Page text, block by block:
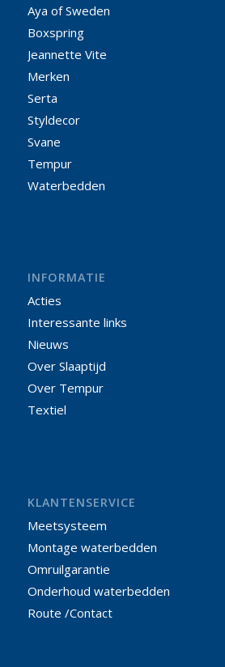
Aya of Sweden
Boxspring
Jeannette Vite
Merken
Serta
Styldecor
Svane
Tempur
Waterbedden
INFORMATIE
Acties
Interessante links
Nieuws
Over Slaaptijd
Over Tempur
Textiel
KLANTENSERVICE
Meetsysteem
Montage waterbedden
Omruilgarantie
Onderhoud waterbedden
Route /Contact